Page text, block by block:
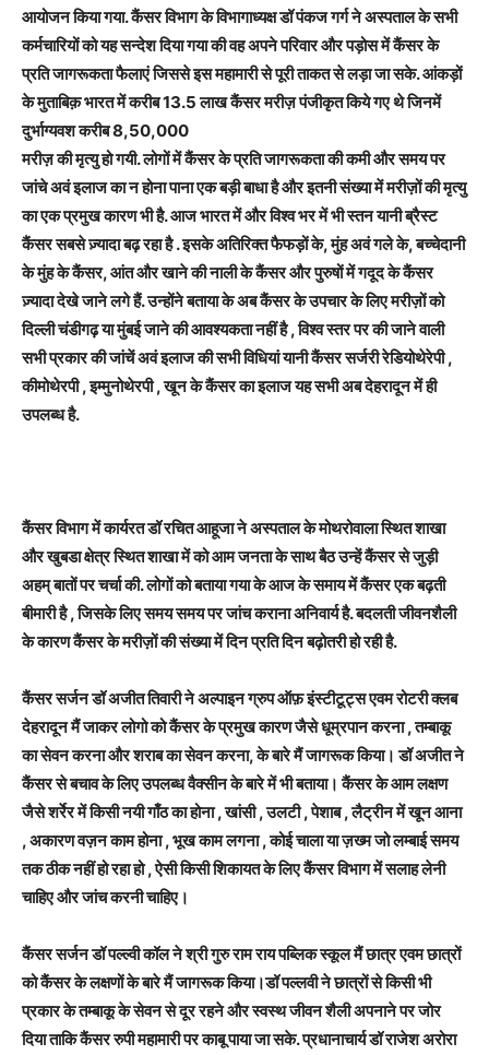
आयोजन किया गया. कैंसर विभाग के विभागाध्यक्ष डॉ पंकज गर्ग ने अस्पताल के सभी
कर्मचारियों को यह सन्देश दिया गया की वह अपने परिवार और पड़ोस में कैंसर के
प्रति जागरूकता फैलाएं जिससे इस महामारी से पूरी ताकत से लड़ा जा सके. आंकड़ों
के मुताबिक़ भारत में करीब 13.5 लाख कैंसर मरीज़ पंजीकृत किये गए थे जिनमें
दुर्भाग्यवश करीब 8,50,000
मरीज़ की मृत्यु हो गयी. लोगों में कैंसर के प्रति जागरूकता की कमी और समय पर
जांचे अवं इलाज का न होना पाना एक बड़ी बाधा है और इतनी संख्या में मरीज़ों की मृत्यु
का एक प्रमुख कारण भी है. आज भारत में और विश्व भर में भी स्तन यानी ब्रैस्ट
कैंसर सबसे ज़्यादा बढ़ रहा है . इसके अतिरिक्त फैफड़ों के, मुंह अवं गले के, बच्चेदानी
के मुंह के कैंसर, आंत और खाने की नाली के कैंसर और पुरुषों में गदूद के कैंसर
ज़्यादा देखे जाने लगे हैं. उन्होंने बताया के अब कैंसर के उपचार के लिए मरीज़ों को
दिल्ली चंडीगढ़ या मुंबई जाने की आवश्यकता नहीं है , विश्व स्तर पर की जाने वाली
सभी प्रकार की जांचें अवं इलाज की सभी विधियां यानी कैंसर सर्जरी रेडियोथेरेपी ,
कीमोथेरपी , इम्मुनोथेरपी , खून के कैंसर का इलाज यह सभी अब देहरादून में ही
उपलब्ध है.
कैंसर विभाग में कार्यरत डॉ रचित आहूजा ने अस्पताल के मोथरोवाला स्थित शाखा
और खुबडा क्षेत्र स्थित शाखा में को आम जनता के साथ बैठ उन्हें कैंसर से जुड़ी
अहम् बातों पर चर्चा की. लोगों को बताया गया के आज के समाय में कैंसर एक बढ़ती
बीमारी है , जिसके लिए समय समय पर जांच कराना अनिवार्य है. बदलती जीवनशैली
के कारण कैंसर के मरीज़ों की संख्या में दिन प्रति दिन बढ़ोतरी हो रही है.
कैंसर सर्जन डॉ अजीत तिवारी ने अल्पाइन ग्रुप ऑफ़ इंस्टीटूट्स एवम रोटरी क्लब
देहरादून मैं जाकर लोगो को कैंसर के प्रमुख कारण जैसे धूम्रपान करना , तम्बाकू
का सेवन करना और शराब का सेवन करना, के बारे मैं जागरूक किया। डॉ अजीत ने
कैंसर से बचाव के लिए उपलब्ध वैक्सीन के बारे में भी बताया। कैंसर के आम लक्षण
जैसे शर्रेर में किसी नयी गाँठ का होना , खांसी , उलटी , पेशाब , लैट्रीन में खून आना
, अकारण वज़न काम होना , भूख काम लगना , कोई चाला या ज़ख्म जो लम्बाई समय
तक ठीक नहीं हो रहा हो , ऐसी किसी शिकायत के लिए कैंसर विभाग में सलाह लेनी
चाहिए और जांच करनी चाहिए।
कैंसर सर्जन डॉ पल्ल्वी कॉल ने श्री गुरु राम राय पब्लिक स्कूल मैं छात्र एवम छात्रों
को कैंसर के लक्षणों के बारे मैं जागरूक किया।डॉ पल्लवी ने छात्रों से किसी भी
प्रकार के तम्बाकू के सेवन से दूर रहने और स्वस्थ जीवन शैली अपनाने पर जोर
दिया ताकि कैंसर रुपी महामारी पर काबू पाया जा सके. प्रधानाचार्य डॉ राजेश अरोरा